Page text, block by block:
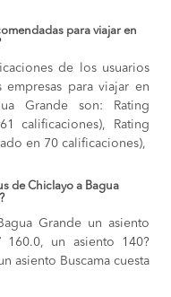
para viajar en
de los usuarios
para viajar en
Grande son: Rating
calificaciones), Rating
en 70 calificaciones),
de Chiclayo a Bagua
Grande un asiento
160.0, un asiento 140?
asiento Buscama cuesta